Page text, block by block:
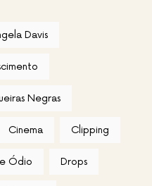
Davis
Negras
Cinema Clipping
Ódio Drops